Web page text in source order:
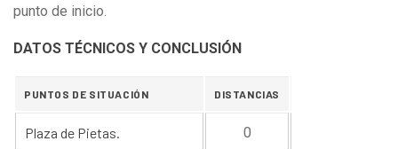
punto de inicio.
DATOS TÉCNICOS Y CONCLUSIÓN
PUNTOS DE SITUACIÓN DISTANCIAS
Plaza de Pietas. 0